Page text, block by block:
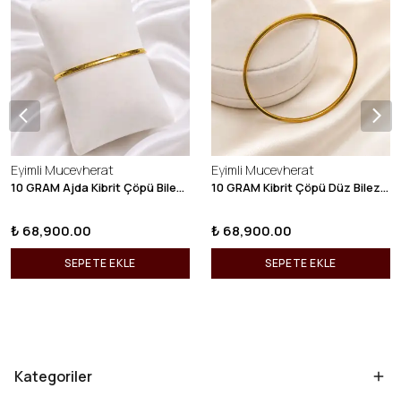
Eyimli Mucevherat
10 GRAM Ajda Kibrit Çöpü Bilezik 22 Ayar 22BLZ003
₺ 68,900.00
SEPETE EKLE
Eyimli Mucevherat
10 GRAM Kibrit Çöpü Düz Bilezik 22 Ayar 22BLZ001
₺ 68,900.00
SEPETE EKLE
Kategoriler